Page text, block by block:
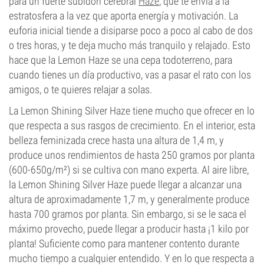
estratosfera a la vez que aporta energía y motivación. La
euforia inicial tiende a disiparse poco a poco al cabo de dos
o tres horas, y te deja mucho más tranquilo y relajado. Esto
hace que la Lemon Haze se una cepa todoterreno, para
cuando tienes un día productivo, vas a pasar el rato con los
amigos, o te quieres relajar a solas.
La Lemon Shining Silver Haze tiene mucho que ofrecer en lo
que respecta a sus rasgos de crecimiento. En el interior, esta
belleza feminizada crece hasta una altura de 1,4 m, y
produce unos rendimientos de hasta 250 gramos por planta
(600-650g/m²) si se cultiva con mano experta. Al aire libre,
la Lemon Shining Silver Haze puede llegar a alcanzar una
altura de aproximadamente 1,7 m, y generalmente produce
hasta 700 gramos por planta. Sin embargo, si se le saca el
máximo provecho, puede llegar a producir hasta ¡1 kilo por
planta! Suficiente como para mantener contento durante
mucho tiempo a cualquier entendido. Y en lo que respecta a